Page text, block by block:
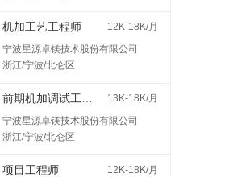
机加工艺工程师
12K-18K/月
宁波星源卓镁技术股份有限公司
浙江/宁波/北仑区
13K-18K/月
宁波星源卓镁技术股份有限公司
浙江/宁波/北仑区
项目工程师
12K-18K/月